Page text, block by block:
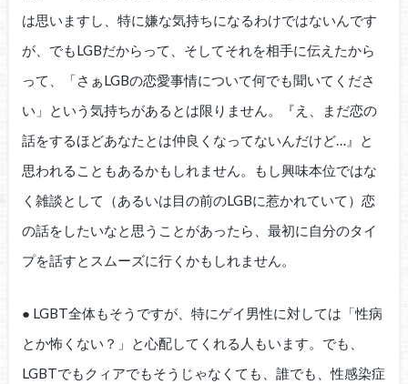
は思いますし、特に嫌な気持ちになるわけではないんです
が、でもLGBだからって、そしてそれを相手に伝えたから
って、「さぁLGBの恋愛事情について何でも聞いてくださ
い」という気持ちがあるとは限りません。『え、まだ恋の
話をするほどあなたとは仲良くなってないんだけど…』と
思われることもあるかもしれません。もし興味本位ではな
く雑談として（あるいは目の前のLGBに惹かれていて）恋
の話をしたいなと思うことがあったら、最初に自分のタイ
プを話すとスムーズに行くかもしれません。
● LGBT全体もそうですが、特にゲイ男性に対しては「性病
とか怖くない？」と心配してくれる人もいます。でも、
LGBTでもクィアでもそうじゃなくても、誰でも、性感染症